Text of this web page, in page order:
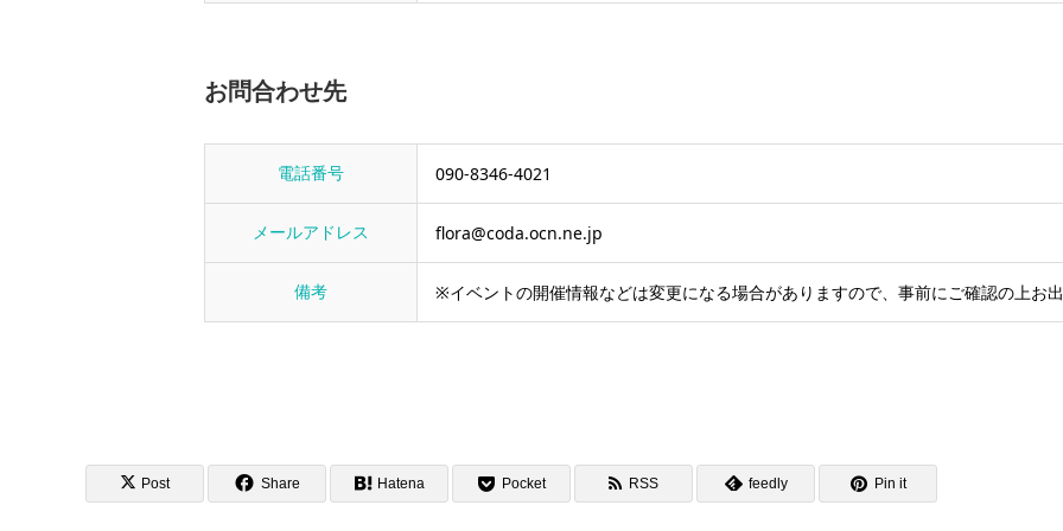
お問合わせ先
電話番号 090-8346-4021
メールアドレス flora@coda.ocn.ne.jp
備考 ※イベントの開催情報などは変更になる場合がありますので、事前にご確認の上お出
Post Share Hatena Pocket RSS feedly Pin it